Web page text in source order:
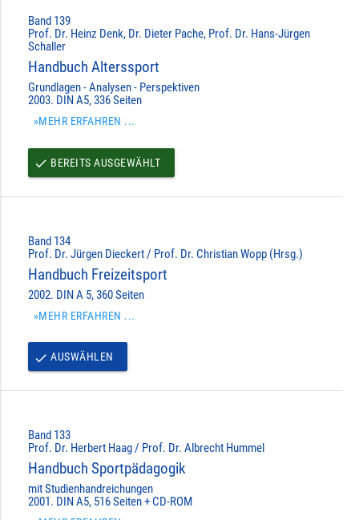
Band 139
Prof. Dr. Heinz Denk, Dr. Dieter Pache, Prof. Dr. Hans-Jürgen
Schaller
Handbuch Alterssport
Grundlagen - Analysen - Perspektiven
2003. DIN A5, 336 Seiten
»MEHR ERFAHREN ...
done BEREITS AUSGEWÄHLT
Band 134
Prof. Dr. Jürgen Dieckert / Prof. Dr. Christian Wopp (Hrsg.)
Handbuch Freizeitsport
2002. DIN A 5, 360 Seiten
»MEHR ERFAHREN ...
done AUSWÄHLEN
Band 133
Prof. Dr. Herbert Haag / Prof. Dr. Albrecht Hummel
Handbuch Sportpädagogik
mit Studienhandreichungen
2001. DIN A5, 516 Seiten + CD-ROM